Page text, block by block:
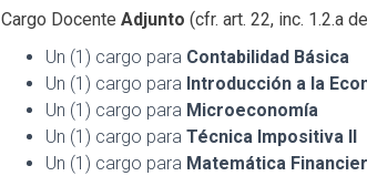
Cargo Docente Adjunto (cfr. art. 22, inc. 1.2.a
Un (1) cargo para Contabilidad Básica
Un (1) cargo para Introducción a la
Un (1) cargo para Microeconomía
Un (1) cargo para Técnica Impositiva II
Un (1) cargo para Matemática